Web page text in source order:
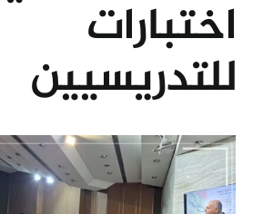
اختبارات
للتدريسيين
View
Larger
Image